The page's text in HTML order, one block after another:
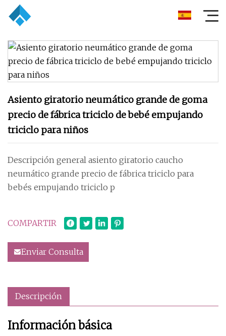
Asiento giratorio neumático grande de goma
precio de fábrica triciclo de bebé empujando
triciclo para niños
Descripción general asiento giratorio caucho
neumático grande precio de fábrica triciclo para
bebés empujando triciclo p
COMPARTIR
Enviar Consulta
Descripción
Información básica